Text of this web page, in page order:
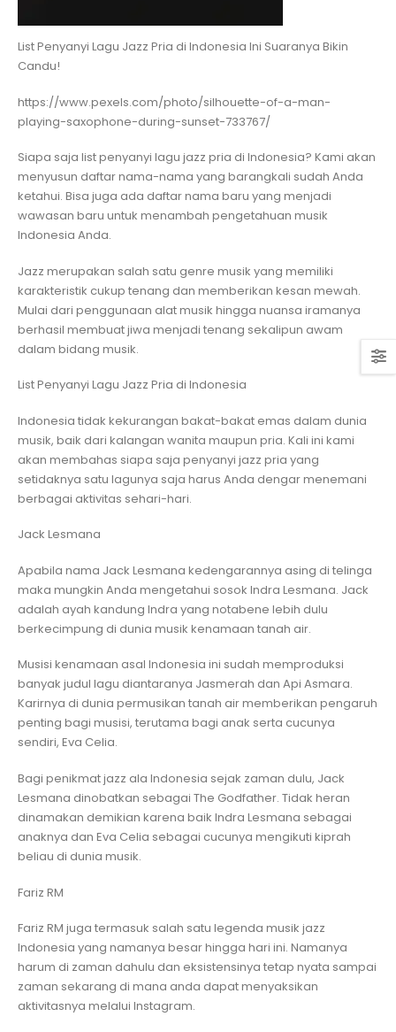
List Penyanyi Lagu Jazz Pria di Indonesia Ini Suaranya Bikin
Candu!
https://www.pexels.com/photo/silhouette-of-a-man-
playing-saxophone-during-sunset-733767/
Siapa saja list penyanyi lagu jazz pria di Indonesia? Kami akan
menyusun daftar nama-nama yang barangkali sudah Anda
ketahui. Bisa juga ada daftar nama baru yang menjadi
wawasan baru untuk menambah pengetahuan musik
Indonesia Anda.
Jazz merupakan salah satu genre musik yang memiliki
karakteristik cukup tenang dan memberikan kesan mewah.
Mulai dari penggunaan alat musik hingga nuansa iramanya
berhasil membuat jiwa menjadi tenang sekalipun awam
dalam bidang musik.
List Penyanyi Lagu Jazz Pria di Indonesia
Indonesia tidak kekurangan bakat-bakat emas dalam dunia
musik, baik dari kalangan wanita maupun pria. Kali ini kami
akan membahas siapa saja penyanyi jazz pria yang
setidaknya satu lagunya saja harus Anda dengar menemani
berbagai aktivitas sehari-hari.
Jack Lesmana
Apabila nama Jack Lesmana kedengarannya asing di telinga
maka mungkin Anda mengetahui sosok Indra Lesmana. Jack
adalah ayah kandung Indra yang notabene lebih dulu
berkecimpung di dunia musik kenamaan tanah air.
Musisi kenamaan asal Indonesia ini sudah memproduksi
banyak judul lagu diantaranya Jasmerah dan Api Asmara.
Karirnya di dunia permusikan tanah air memberikan pengaruh
penting bagi musisi, terutama bagi anak serta cucunya
sendiri, Eva Celia.
Bagi penikmat jazz ala Indonesia sejak zaman dulu, Jack
Lesmana dinobatkan sebagai The Godfather. Tidak heran
dinamakan demikian karena baik Indra Lesmana sebagai
anaknya dan Eva Celia sebagai cucunya mengikuti kiprah
beliau di dunia musik.
Fariz RM
Fariz RM juga termasuk salah satu legenda musik jazz
Indonesia yang namanya besar hingga hari ini. Namanya
harum di zaman dahulu dan eksistensinya tetap nyata sampai
zaman sekarang di mana anda dapat menyaksikan
aktivitasnya melalui Instagram.